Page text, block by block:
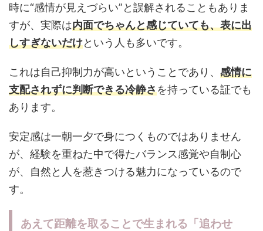
時に“感情が見えづらい”と誤解されることもありま
すが、実際は内面でちゃんと感じていても、表に出
しすぎないだけという人も多いです。
これは自己抑制力が高いということであり、 感情に
支配されずに判断できる冷静さを持っている証でも
あります。
安定感は一朝一夕で身につくものではありません
が、経験を重ねた中で得たバランス感覚や自制心
が、自然と人を惹きつける魅力になっているので
す。
あえて距離を取ることで生まれる「追わせ